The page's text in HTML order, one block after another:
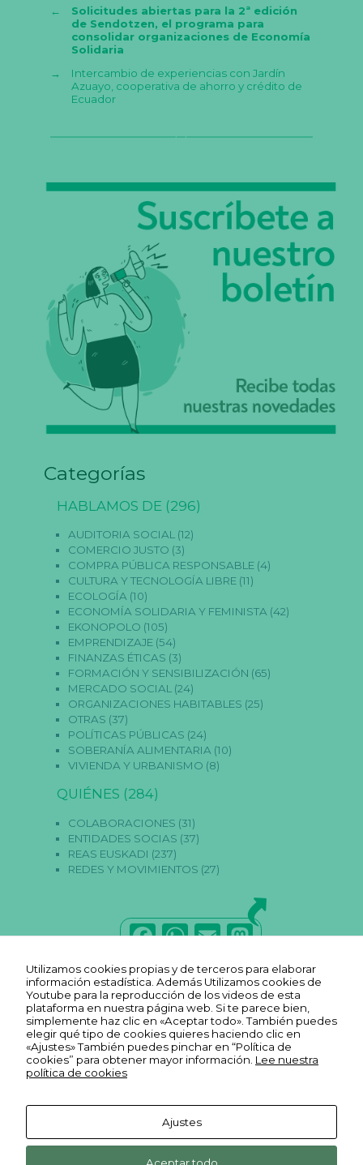
←
Solicitudes abiertas para la 2ª edición
de Sendotzen, el programa para
consolidar organizaciones de Economía
Solidaria
→
Intercambio de experiencias con Jardín
Azuayo, cooperativa de ahorro y crédito de
Ecuador
Categorías
HABLAMOS DE (296)
AUDITORIA SOCIAL (12)
COMERCIO JUSTO (3)
COMPRA PÚBLICA RESPONSABLE(4)
CULTURA Y TECNOLOGÍA LIBRE(11)
ECOLOGÍA (10)
ECONOMÍA SOLIDARIA Y FEMINISTA (42)
EKONOPOLO (105)
EMPRENDIZAJE(54)
FINANZAS ÉTICAS (3)
FORMACIÓN Y SENSIBILIZACIÓN (65)
MERCADO SOCIAL (24)
ORGANIZACIONES HABITABLES (25)
OTRAS (37)
POLÍTICAS PÚBLICAS (24)
SOBERANÍA ALIMENTARIA (10)
VIVIENDA Y URBANISMO (8)
QUIÉNES (284)
COLABORACIONES (31)
ENTIDADES SOCIAS (37)
REAS EUSKADI (237)
REDES Y MOVIMIENTOS (27)
F
a
c
e
b
o
k
W
h
a
ts
A
p
E
m
ai
l
M
a
st
o
d
o
Ekonopolo. Polo de Economía
Reas
Youtube
Aviso legal
Utilizamos cookies propias y de terceros para elaborar
información estadística. Además Utilizamos cookies de
Youtube para la reproducción de los videos de esta
plataforma en nuestra página web. Si te parece bien,
simplemente haz clic en «Aceptar todo». También puedes
elegir qué tipo de cookies quieres haciendo clic en
«Ajustes» También puedes pinchar en “Política de
cookies” para obtener mayor información. Lee nuestra
política de cookies
Ajustes